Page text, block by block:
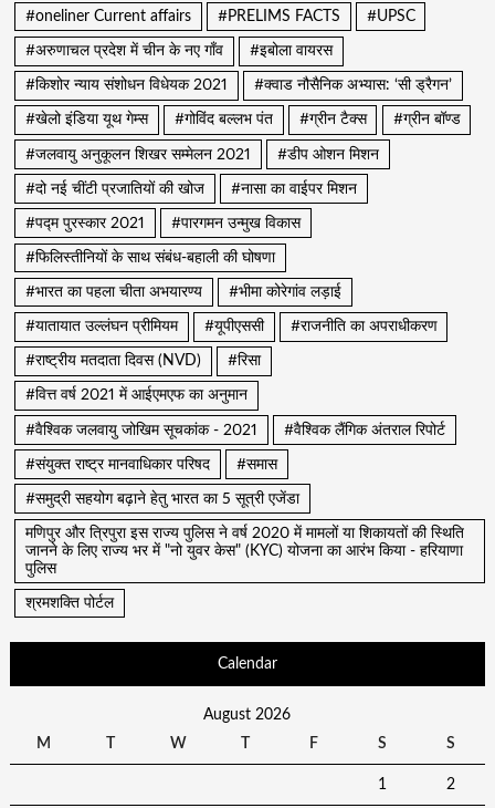
#oneliner Current affairs #PRELIMS FACTS #UPSC
#अरुणाचल प्रदेश में चीन के नए गाँव #इबोला वायरस
#किशोर न्याय संशोधन विधेयक 2021 #क्वाड नौसैनिक अभ्यास: ‘सी ड्रैगन’
#खेलो इंडिया यूथ गेम्स #गोविंद बल्लभ पंत #ग्रीन टैक्स #ग्रीन बॉण्ड
#जलवायु अनुकूलन शिखर सम्मेलन 2021 #डीप ओशन मिशन
#दो नई चींटी प्रजातियों की खोज #नासा का वाईपर मिशन
#पद्म पुरस्कार 2021 #पारगमन उन्मुख विकास
#फिलिस्तीनियों के साथ संबंध-बहाली की घोषणा
#भारत का पहला चीता अभयारण्य #भीमा कोरेगांव लड़ाई
#यातायात उल्लंघन प्रीमियम #यूपीएससी #राजनीति का अपराधीकरण
#राष्ट्रीय मतदाता दिवस (NVD) #रिसा
#वित्त वर्ष 2021 में आईएमएफ का अनुमान
#वैश्विक जलवायु जोखिम सूचकांक - 2021 #वैश्विक लैंगिक अंतराल रिपोर्ट
#संयुक्त राष्ट्र मानवाधिकार परिषद #समास
#समुद्री सहयोग बढ़ाने हेतु भारत का 5 सूत्री एजेंडा
मणिपुर और त्रिपुरा इस राज्य पुलिस ने वर्ष 2020 में मामलों या शिकायतों की स्थिति
जानने के लिए राज्य भर में "नो युवर केस" (KYC) योजना का आरंभ किया - हरियाणा
पुलिस
श्रमशक्ति पोर्टल
Calendar
August 2026
M
T W T F S S
1 2